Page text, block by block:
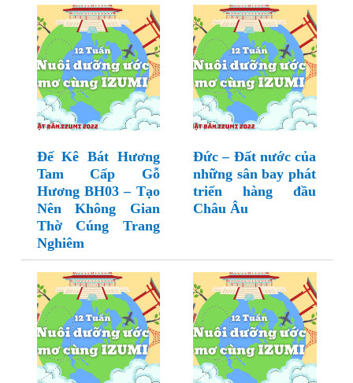
Đế Kê Bát Hương
Tam Cấp Gỗ
Hương BH03 – Tạo
Nên Không Gian
Thờ Cúng Trang
Nghiêm
Đức – Đất nước của
những sân bay phát
triển hàng đầu
Châu Âu